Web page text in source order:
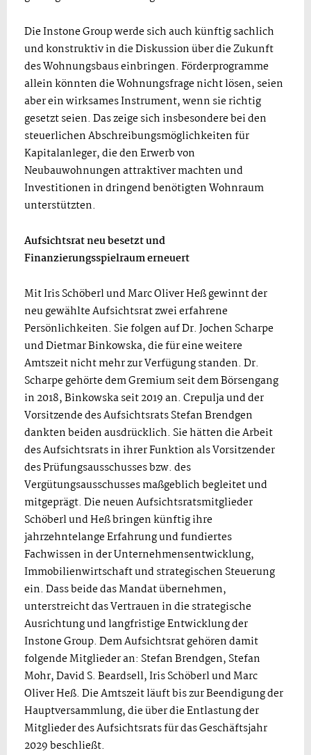
Die Instone Group werde sich auch künftig sachlich
und konstruktiv in die Diskussion über die Zukunft
des Wohnungsbaus einbringen. Förderprogramme
allein könnten die Wohnungsfrage nicht lösen, seien
aber ein wirksames Instrument, wenn sie richtig
gesetzt seien. Das zeige sich insbesondere bei den
steuerlichen Abschreibungsmöglichkeiten für
Kapitalanleger, die den Erwerb von
Neubauwohnungen attraktiver machten und
Investitionen in dringend benötigten Wohnraum
unterstützten.
Aufsichtsrat neu besetzt und
Finanzierungsspielraum erneuert
Mit Iris Schöberl und Marc Oliver Heß gewinnt der
neu gewählte Aufsichtsrat zwei erfahrene
Persönlichkeiten. Sie folgen auf Dr. Jochen Scharpe
und Dietmar Binkowska, die für eine weitere
Amtszeit nicht mehr zur Verfügung standen. Dr.
Scharpe gehörte dem Gremium seit dem Börsengang
in 2018, Binkowska seit 2019 an. Crepulja und der
Vorsitzende des Aufsichtsrats Stefan Brendgen
dankten beiden ausdrücklich. Sie hätten die Arbeit
des Aufsichtsrats in ihrer Funktion als Vorsitzender
des Prüfungsausschusses bzw. des
Vergütungsausschusses maßgeblich begleitet und
mitgeprägt. Die neuen Aufsichtsratsmitglieder
Schöberl und Heß bringen künftig ihre
jahrzehntelange Erfahrung und fundiertes
Fachwissen in der Unternehmensentwicklung,
Immobilienwirtschaft und strategischen Steuerung
ein. Dass beide das Mandat übernehmen,
unterstreicht das Vertrauen in die strategische
Ausrichtung und langfristige Entwicklung der
Instone Group. Dem Aufsichtsrat gehören damit
folgende Mitglieder an: Stefan Brendgen, Stefan
Mohr, David S. Beardsell, Iris Schöberl und Marc
Oliver Heß. Die Amtszeit läuft bis zur Beendigung der
Hauptversammlung, die über die Entlastung der
Mitglieder des Aufsichtsrats für das Geschäftsjahr
2029 beschließt.